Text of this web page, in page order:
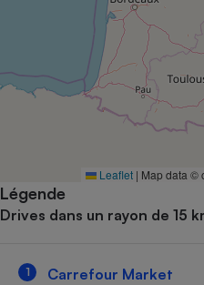
Leaflet | Map data ©
Légende
Drives dans un rayon de 15
1 Carrefour Market